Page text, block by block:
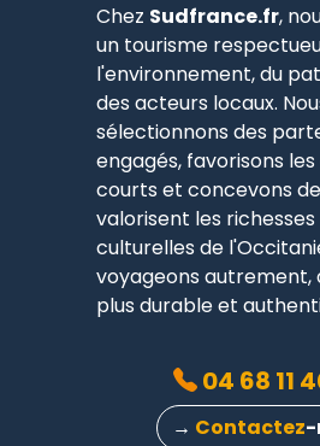
Chez Sudfrance.fr,
un tourisme
l'environnement, du
des acteurs locaux.
sélectionnons des
engagés, favorisons
courts et concevons
valorisent les
culturelles de
voyageons autrement,
plus durable et
04 68 11
→ Contactez-